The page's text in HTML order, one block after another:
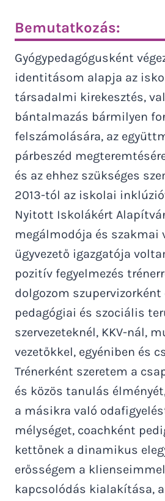
Bemutatkozás:
Gyógypedagógusként
identitásom alapja az
társadalmi kirekesztés,
bántalmazás bármilyen
felszámolására, az
párbeszéd
és az ehhez szükséges
2013-tól az iskolai
Nyitott Iskolákért
megálmodója és szakmai
ügyvezető igazgatója
pozitív fegyelmezés
dolgozom szupervizorként
pedagógiai és szociális
szervezeteknél, KKV-nál,
vezetőkkel, egyéniben és
Trénerként szeretem a
és közös tanulás
a másikra való
mélységet, coachként
kettőnek a dinamikus
erősségem a
kapcsolódás kialakítása,